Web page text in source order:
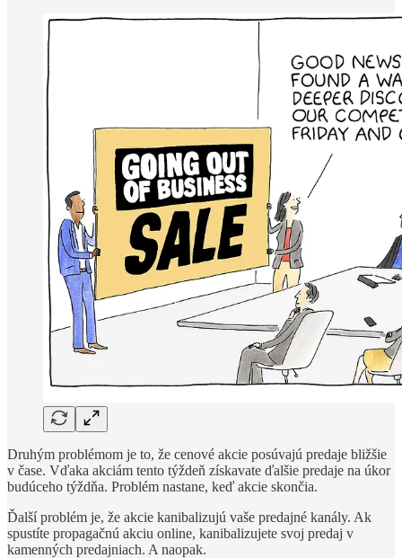
Druhým problémom je to, že cenové akcie posúvajú predaje bližšie
v čase. Vďaka akciám tento týždeň získavate ďalšie predaje na úkor
budúceho týždňa. Problém nastane, keď akcie skončia.
Ďalší problém je, že akcie kanibalizujú vaše predajné kanály. Ak
spustíte propagačnú akciu online, kanibalizujete svoj predaj v
kamenných predajniach. A naopak.